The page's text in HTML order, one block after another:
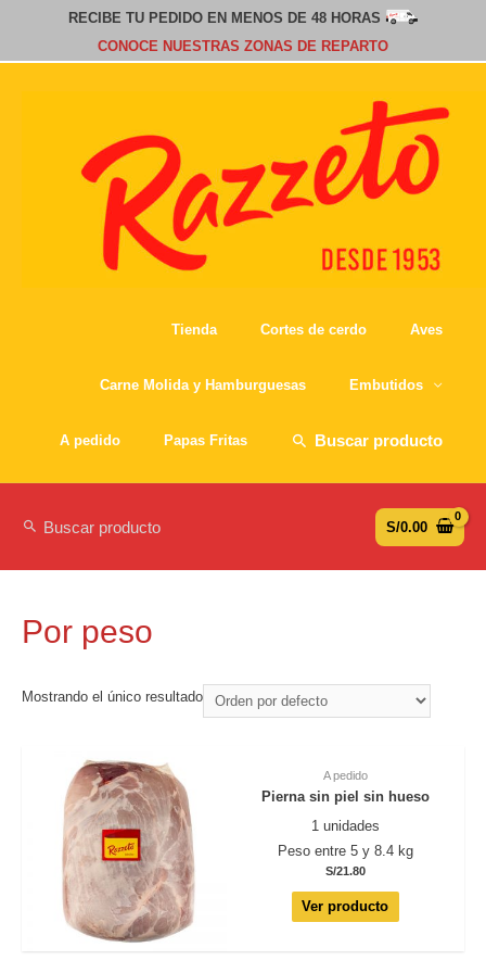
RECIBE TU PEDIDO EN MENOS DE 48 HORAS
CONOCE NUESTRAS ZONAS DE REPARTO
Tienda Cortes de cerdo Aves
Carne Molida y Hamburguesas Embutidos
A pedido Papas Fritas Buscar
S/0.00
Por peso
Mostrando el único resultado
A pedido
Pierna sin piel sin hueso
1 unidades
Peso entre 5 y 8.4 kg
S/21.80
Ver producto